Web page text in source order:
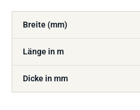
Breite (mm)
Länge in m
Dicke in mm